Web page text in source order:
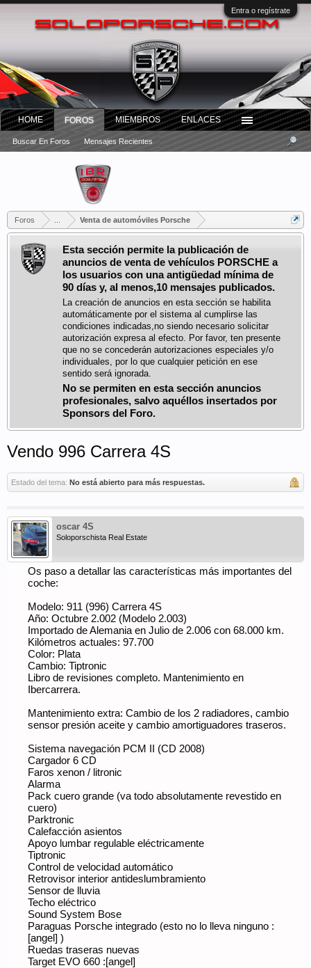
Entra o regístrate
Foros Venta de automóviles Porsche
Esta sección permite la publicación de
anuncios de venta de vehículos PORSCHE a
los usuarios con una antigüedad mínima de
90 días y, al menos,10 mensajes publicados.
La creación de anuncios en esta sección se habilita
automáticamente por el sistema al cumplirse las
condiciones indicadas,no siendo necesario solicitar
autorización expresa al efecto. Por favor, ten presente
que no se concederán autorizaciones especiales y/o
individuales, por lo que cualquier petición en ese
sentido será ignorada.
No se permiten en esta sección anuncios
profesionales, salvo aquéllos insertados por
Sponsors del Foro.
Vendo 996 Carrera 4S
Estado del tema: No está abierto para más respuestas.
oscar 4S
Soloporschista Real Estate
Os paso a detallar las características más importantes del
coche:
Modelo: 911 (996) Carrera 4S
Año: Octubre 2.002 (Modelo 2.003)
Importado de Alemania en Julio de 2.006 con 68.000 km.
Kilómetros actuales: 97.700
Color: Plata
Cambio: Tiptronic
Libro de revisiones completo. Mantenimiento en
Ibercarrera.
Mantenimiento extra: Cambio de los 2 radiadores, cambio
sensor presión aceite y cambio amortiguadores traseros.
Sistema navegación PCM II (CD 2008)
Cargador 6 CD
Faros xenon / litronic
Alarma
Pack cuero grande (va todo absolutamente revestido en
cuero)
Parktronic
Calefacción asientos
Apoyo lumbar regulable eléctricamente
Tiptronic
Control de velocidad automático
Retrovisor interior antideslumbramiento
Sensor de lluvia
Techo eléctrico
Sound System Bose
Paraguas Porsche integrado (esto no lo lleva ninguno :
[angel] )
Ruedas traseras nuevas
Target EVO 660 :[angel]
HOME FOROS
Buscar En Foros Mensajes Recientes
MIEMBROS ENLACES